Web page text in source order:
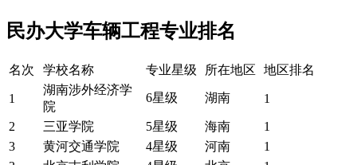
民办大学车辆工程专业排名
名次 学校名称 专业星级 所在地区 地区排名
1
湖南涉外经济学
院
6星级 湖南 1
2 三亚学院 5星级 海南
1
3
黄河交通学院 4星级 河南
1